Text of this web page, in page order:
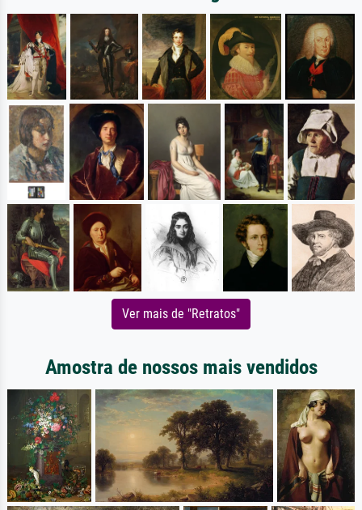
Ver mais de "Retratos"
Amostra de nossos mais vendidos